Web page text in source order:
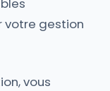
votre gestion
vous